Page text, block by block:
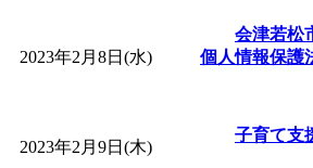
」 受付期
みなづる
de 健康づく
2023年2月8日(水)
会津若松
個人情報保護
2023年2月9日(木)
子育て支